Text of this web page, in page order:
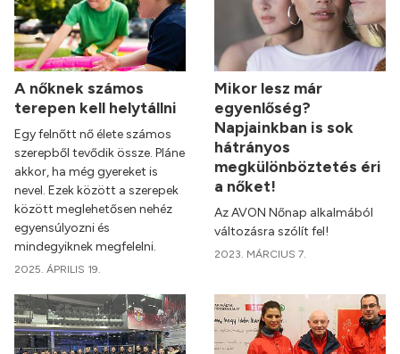
A nőknek számos
terepen kell helytállni
Egy felnőtt nő élete számos
szerepből tevődik össze. Pláne
akkor, ha még gyereket is
nevel. Ezek között a szerepek
között meglehetősen nehéz
egyensúlyozni és
mindegyiknek megfelelni.
2025. ÁPRILIS 19.
Mikor lesz már
egyenlőség?
Napjainkban is sok
hátrányos
megkülönböztetés éri
a nőket!
Az AVON Nőnap alkalmából
változásra szólít fel!
2023. MÁRCIUS 7.